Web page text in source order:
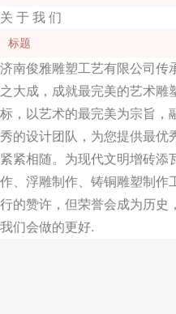
关 于 我 们
标题
济南俊雅雕塑工艺有限公司传
之大成，成就最完美的艺术雕
标，以艺术的最完美为宗旨，
秀的设计团队，为您提供最优
紧紧相随。为现代文明增砖添
作、浮雕制作、铸铜雕塑制作
行的赞许，但荣誉会成为历史
我们会做的更好.